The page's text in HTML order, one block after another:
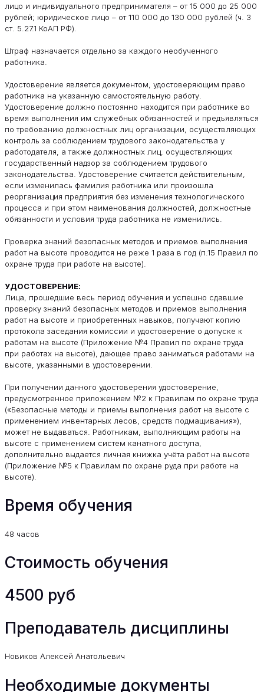
лицо и индивидуального предпринимателя – от 15 000 до 25 000
рублей; юридическое лицо – от 110 000 до 130 000 рублей (ч. 3
ст. 5.27.1 КоАП РФ).
Штраф назначается отдельно за каждого необученного
работника.
Удостоверение является документом, удостоверяющим право
работника на указанную самостоятельную работу.
Удостоверение должно постоянно находится при работнике во
время выполнения им служебных обязанностей и предъявляться
по требованию должностных лиц организации, осуществляющих
контроль за соблюдением трудового законодательства у
работодателя, а также должностных лиц, осуществляющих
государственный надзор за соблюдением трудового
законодательства. Удостоверение считается действительным,
если изменилась фамилия работника или произошла
реорганизация предприятия без изменения технологического
процесса и при этом наименования должностей, должностные
обязанности и условия труда работника не изменились.
Проверка знаний безопасных методов и приемов выполнения
работ на высоте проводится не реже 1 раза в год (п.15 Правил по
охране труда при работе на высоте).
УДОСТОВЕРЕНИЕ:
Лица, прошедшие весь период обучения и успешно сдавшие
проверку знаний безопасных методов и приемов выполнения
работ на высоте и приобретенных навыков, получают копию
протокола заседания комиссии и удостоверение о допуске к
работам на высоте (Приложение №4 Правил по охране труда
при работах на высоте), дающее право заниматься работами на
высоте, указанными в удостоверении.
При получении данного удостоверения удостоверение,
предусмотренное приложением №2 к Правилам по охране труда
(«Безопасные методы и приемы выполнения работ на высоте с
применением инвентарных лесов, средств подмащивания»),
может не выдаваться. Работникам, выполняющим работы на
высоте с применением систем канатного доступа,
дополнительно выдается личная книжка учёта работ на высоте
(Приложение №5 к Правилам по охране руда при работе на
высоте).
Время обучения
48 часов
Стоимость обучения
4500 руб
Преподаватель дисциплины
Новиков Алексей Анатольевич
Необходимые документы